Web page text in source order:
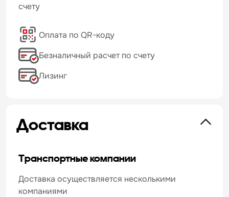
счету
Оплата по QR-коду
Безналичный расчет по счету
Лизинг
Доставка
Транспортные компании
Доставка осуществляется несколькими
компаниями